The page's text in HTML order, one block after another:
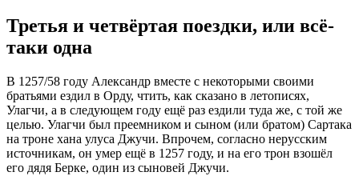
Третья и четвёртая поездки, или всё-
таки одна
В 1257/58 году Александр вместе с некоторыми своими
братьями ездил в Орду, чтить, как сказано в летописях,
Улагчи, а в следующем году ещё раз ездили туда же, с той же
целью. Улагчи был преемником и сыном (или братом) Сартака
на троне хана улуса Джучи. Впрочем, согласно нерусским
источникам, он умер ещё в 1257 году, и на его трон взошёл
его дядя Берке, один из сыновей Джучи.